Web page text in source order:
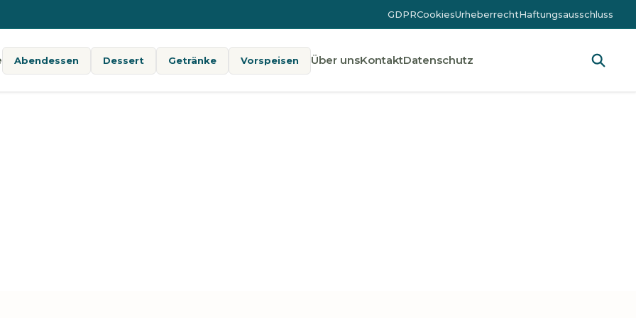
GDPRCookiesUrheberrechtHaftungsausschluss
Abendessen Dessert Getränke Vorspeisen Über unsKontaktDatenschutz